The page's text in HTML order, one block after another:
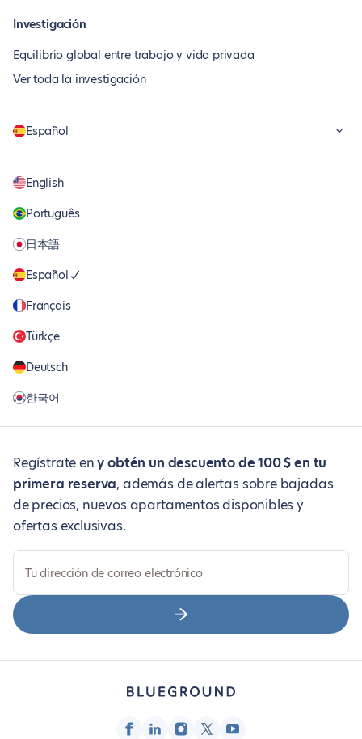
Investigación
Equilibrio global entre trabajo y vida privada
Ver toda la investigación
Español
English
Português
日本語
Español
Français
Türkçe
Deutsch
한국어
Regístrate eny obtén un descuento de 100 $ en tu
primera reserva, además de alertas sobre bajadas
de precios, nuevos apartamentos disponibles y
ofertas exclusivas.
Tu dirección de correo electrónico